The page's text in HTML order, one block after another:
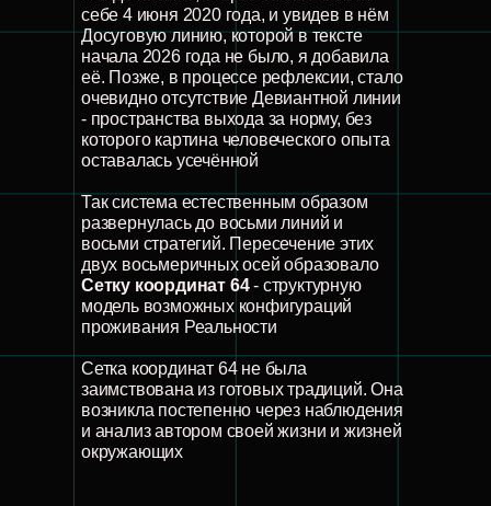
себе 4 июня 2020 года, и увидев в нём
Досуговую линию, которой в тексте
начала 2026 года не было, я добавила
её. Позже, в процессе рефлексии, стало
очевидно отсутствие Девиантной линии
- пространства выхода за норму, без
которого картина человеческого опыта
оставалась усечённой
Так система естественным образом
развернулась до восьми линий и
восьми стратегий. Пересечение этих
двух восьмеричных осей образовало
Сетку координат 64- структурную
модель возможных конфигураций
проживания Реальности
Сетка координат 64 не была
заимствована из готовых традиций. Она
возникла постепенно через наблюдения
и анализ автором своей жизни и жизней
окружающих